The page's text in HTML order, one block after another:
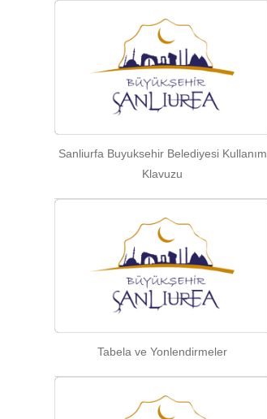
Sanliurfa Buyuksehir Belediyesi Kullanım
Klavuzu
Tabela ve Yonlendirmeler